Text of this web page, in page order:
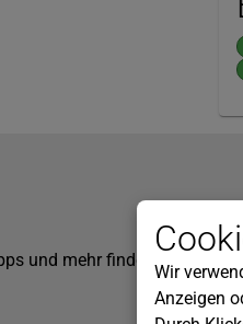
und mehr findest du in
Wir
Anzeigen